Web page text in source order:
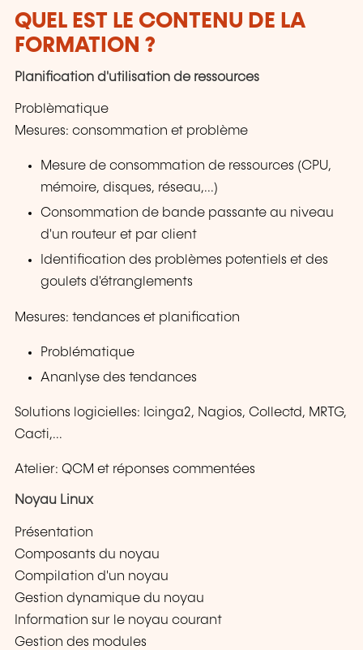
QUEL EST LE CONTENU DE LA
FORMATION ?
Planification d'utilisation de ressources
Problèmatique
Mesures: consommation et problème
Mesure de consommation de ressources (CPU,
mémoire, disques, réseau,...)
Consommation de bande passante au niveau
d'un routeur et par client
Identification des problèmes potentiels et des
goulets d'étranglements
Mesures: tendances et planification
Problématique
Ananlyse des tendances
Solutions logicielles: Icinga2, Nagios, Collectd, MRTG,
Cacti,...
Atelier: QCM et réponses commentées
Noyau Linux
Présentation
Composants du noyau
Compilation d'un noyau
Gestion dynamique du noyau
Information sur le noyau courant
Gestion des modules